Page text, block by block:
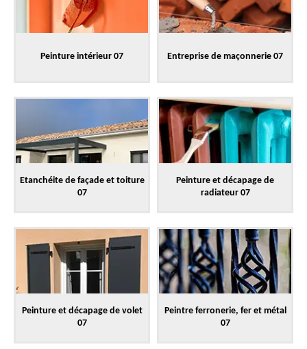
Peinture intérieur 07 Entreprise de maçonnerie 07
Etanchéite de façade et toiture
07
Peinture et décapage de
radiateur 07
Peinture et décapage de volet
07
Peintre ferronerie, fer et métal
07